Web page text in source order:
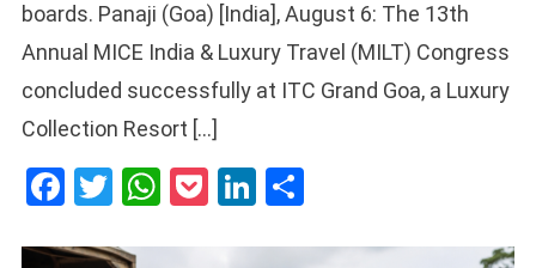
boards. Panaji (Goa) [India], August 6: The 13th
Annual MICE India & Luxury Travel (MILT) Congress
concluded successfully at ITC Grand Goa, a Luxury
Collection Resort […]
Facebook
Twitter
WhatsApp
PocketLinkedIn